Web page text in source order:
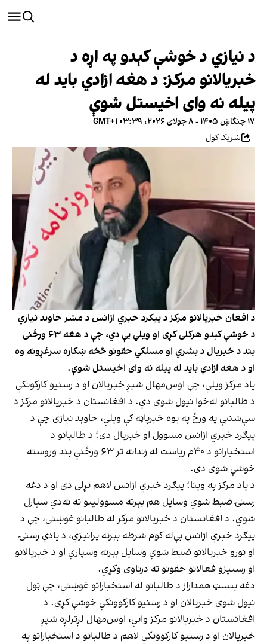
د نیازي د خوشې کېدو په اړه د
خبریالانو مرکز: د هغه ازادي باید له
پیله نه وای اخیستل شوې
۱۷ چنگاښ ۱۴۰۵ - ۸ جولای ۲۰۲۶، ۰۳:۳۹ GMT+۱
شریک کول
د افغان خبریالانو مرکز د پیګرد خبري اژانس د مشر جاوید نیازي
د خوشې کېدو هرکلی کړی او ویلي یې دي، چې د هغه ۶۳ ورځنی
بند د خبریال د بشري او مسلکي حقونو څخه ښکاره سرغړونه وه
او د هغه ازادي باید له پیله نه وای اخیستل شوې.
یاد مرکز ویلي، چې اوس‌مهال شپږ خبریالان او د رسنیو کارکونکي
د طالبانو له‌خوا نیول شوي دي. د افغانستان د خبریالانو مرکز د
سې‌شنبې په ورځ په یوه خبرپاڼه کې ویلي، جاوېد نیازی چې د
پیګرد خبري اژانس مسوول او خبریال دی؛ د طالبانو د
استخباراتو د ۴۰م ریاست له زندانه تر ۶۳ ورځني بند وروسته
خوشې شوی دی.
د یاد مرکز په وینا؛ پیګرد خبري اژانس لاهم تړلی دی او د دغه
رسنۍ ضبط شوي وسایل هم بېرته مسوولینو ته نه‌دي سپارل
شوي. د افغانستان د خبریالانو مرکز له طالبانو غوښتي، چې د
پیګرد خبري اژانس بې‌له کوم شرطه بېرته پرانیزي، د یادې رسنۍ
او نورو خبریالانو ضبط شوي وسایل بېرته وسپاري او د خبریالانو
او رسنیزو فعالانو حقونو ته درناوی وکړي.
دغه بنسټ همداراز د طالبانو له استخباراتو غوښتي، چې ټول
نیول شوي خبریالان او د رسنیو کارکوونکي خوشې کړي. د
افغانستان د خبریالانو مرکز وایي، اوس‌مهال لږترلږه شپږ
خبریالان او د رسنیو کارکوونکي لاهم د طالبانو د استخباراتو په